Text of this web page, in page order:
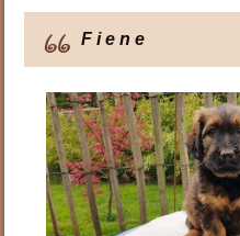
F i e n e